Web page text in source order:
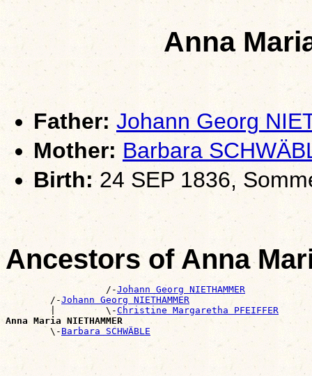
Anna
Father: Johann Georg
Mother: Barbara
Birth:24 SEP 1836,
Ancestors of Anna
                  /-
Johann Georg NIETHAMMER
        /-
Johann Georg NIETHAMMER
        |         \-
Christine Margaretha PFEIFFER
Anna Maria NIETHAMMER
\- Barbara SCHWÄBLE